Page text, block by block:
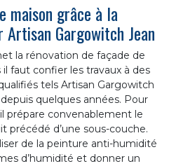
maison grâce à la
Gargowitch Jean
la rénovation de façade de
faut confier les travaux à des
tels Artisan Gargowitch
quelques années. Pour
prépare convenablement le
précédé d’une sous-couche.
de la peinture anti-humidité
d’humidité et donner un